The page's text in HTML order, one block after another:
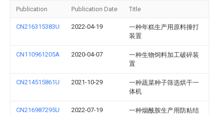
Publication Publication Date Title
CN216315383U 2022-04-19
一种年糕生产用原料捶打
装置
CN110961205A 2020-04-07
一种生物饲料加工破碎装
置
CN214515861U 2021-10-29
一种蔬菜种子筛选烘干一
体机
CN216987295U 2022-07-19
一种烟酰胺生产用防粘结